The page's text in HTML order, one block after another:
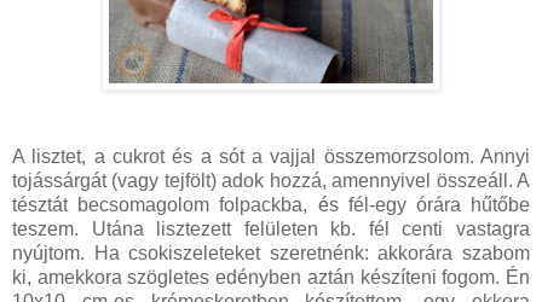
A lisztet, a cukrot és a sót a vajjal összemorzsolom. Annyi
tojássárgát (vagy tejfölt) adok hozzá, amennyivel összeáll. A
tésztát becsomagolom folpackba, és fél-egy órára hűtőbe
teszem. Utána lisztezett felületen kb. fél centi vastagra
nyújtom. Ha csokiszeleteket szeretnénk: akkorára szabom
ki, amekkora szögletes edényben aztán készíteni fogom. Én